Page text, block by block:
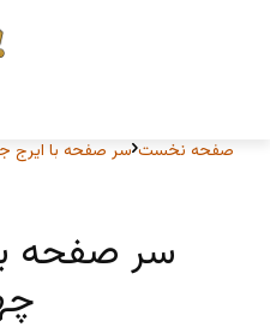
صفحه نخست سر صفحه با ایرج
سر صفحه